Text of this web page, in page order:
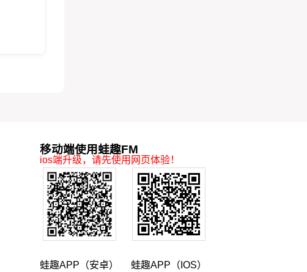
移动端使用蛙趣FM
ios端升级，请先使用网页体验！
蛙趣APP（安卓） 蛙趣APP（IOS）